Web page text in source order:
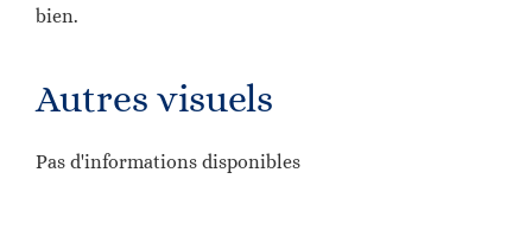
bien.
Autres visuels
Pas d'informations disponibles